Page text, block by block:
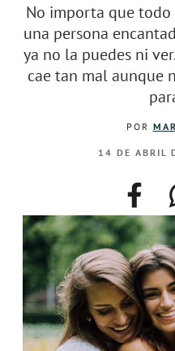
No importa que todo
una persona
ya no la puedes ni
cae tan mal aunque
POR
14 DE